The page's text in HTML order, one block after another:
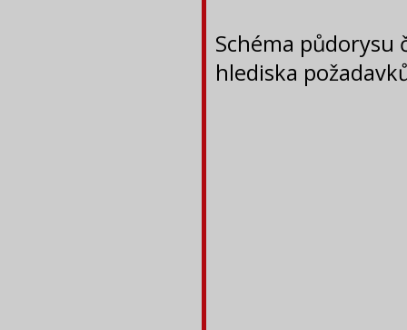
Schéma půdorysu
hlediska